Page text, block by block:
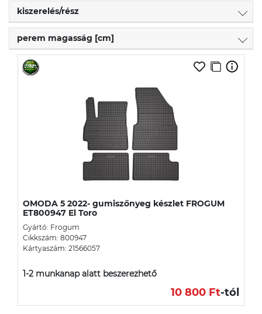
kiszerelés/rész
perem magasság [cm]
OMODA 5 2022- gumiszőnyeg készlet FROGUM
ET800947 El Toro
Gyártó: Frogum
Cikkszám: 800947
Kártyaszám: 21566057
1-2 munkanap alatt beszerezhető
10 800 Ft-tól